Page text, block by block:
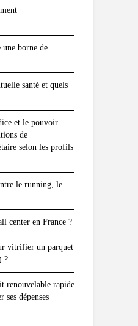
borne de
santé et quels
et le pouvoir
de
selon les profils
le running, le
center en France ?
vitrifier un parquet
?
renouvelable rapide
ses dépenses